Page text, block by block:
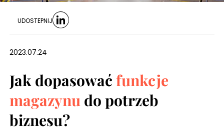
UDOSTEPNIJ
2023.07.24
Jak dopasować funkcje
magazynudo potrzeb
biznesu?